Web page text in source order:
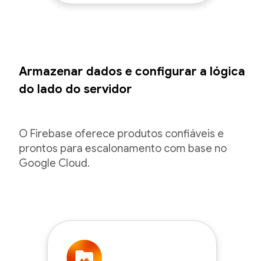
Armazenar dados e configurar a lógica
do lado do servidor
O Firebase oferece produtos confiáveis e
prontos para escalonamento com base no
Google Cloud.